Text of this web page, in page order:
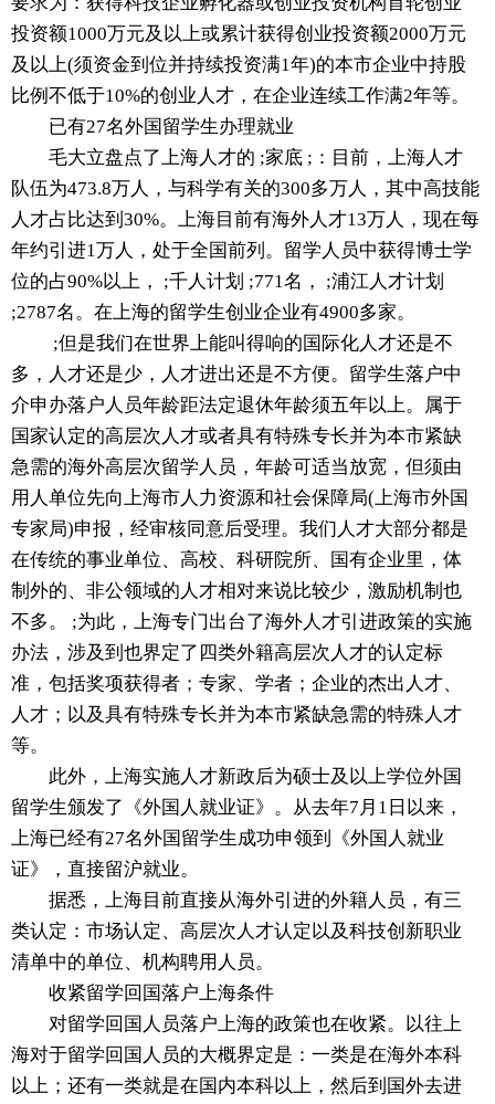
投资额1000万元及以上或累计获得创业投资额2000万元
及以上(须资金到位并持续投资满1年)的本市企业中持股
比例不低于10%的创业人才，在企业连续工作满2年等。
已有27名外国留学生办理就业
毛大立盘点了上海人才的 ;家底 ;：目前，上海人才
队伍为473.8万人，与科学有关的300多万人，其中高技能
人才占比达到30%。上海目前有海外人才13万人，现在每
年约引进1万人，处于全国前列。留学人员中获得博士学
位的占90%以上， ;千人计划 ;771名， ;浦江人才计划
;2787名。在上海的留学生创业企业有4900多家。
;但是我们在世界上能叫得响的国际化人才还是不
多，人才还是少，人才进出还是不方便。留学生落户中
介申办落户人员年龄距法定退休年龄须五年以上。属于
国家认定的高层次人才或者具有特殊专长并为本市紧缺
急需的海外高层次留学人员，年龄可适当放宽，但须由
用人单位先向上海市人力资源和社会保障局(上海市外国
专家局)申报，经审核同意后受理。我们人才大部分都是
在传统的事业单位、高校、科研院所、国有企业里，体
制外的、非公领域的人才相对来说比较少，激励机制也
不多。 ;为此，上海专门出台了海外人才引进政策的实施
办法，涉及到也界定了四类外籍高层次人才的认定标
准，包括奖项获得者；专家、学者；企业的杰出人才、
人才；以及具有特殊专长并为本市紧缺急需的特殊人才
等。
此外，上海实施人才新政后为硕士及以上学位外国
留学生颁发了《外国人就业证》。从去年7月1日以来，
上海已经有27名外国留学生成功申领到《外国人就业
证》，直接留沪就业。
据悉，上海目前直接从海外引进的外籍人员，有三
类认定：市场认定、高层次人才认定以及科技创新职业
清单中的单位、机构聘用人员。
收紧留学回国落户上海条件
对留学回国人员落户上海的政策也在收紧。以往上
海对于留学回国人员的大概界定是：一类是在海外本科
以上；还有一类就是在国内本科以上，然后到国外去进